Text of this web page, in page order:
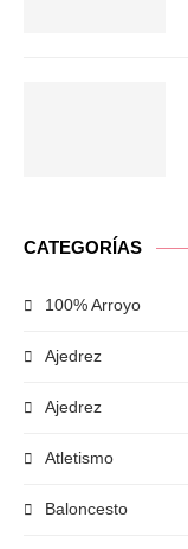
CATEGORÍAS
100% Arroyo
Ajedrez
Ajedrez
Atletismo
Baloncesto